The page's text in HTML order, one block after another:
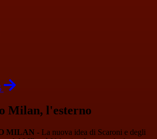
Milan, l'esterno
MILAN - La nuova idea di Scaroni e degli